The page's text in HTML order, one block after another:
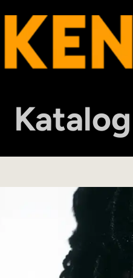
Katalog